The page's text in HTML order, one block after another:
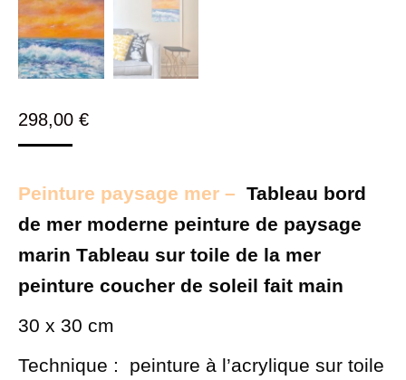
298,00 €
Peinture paysage mer – Tableau bord
de mer moderne peinture de paysage
marin Tableau sur toile de la mer
peinture coucher de soleil fait main
30 x 30 cm
Technique : peinture à l’acrylique sur toile